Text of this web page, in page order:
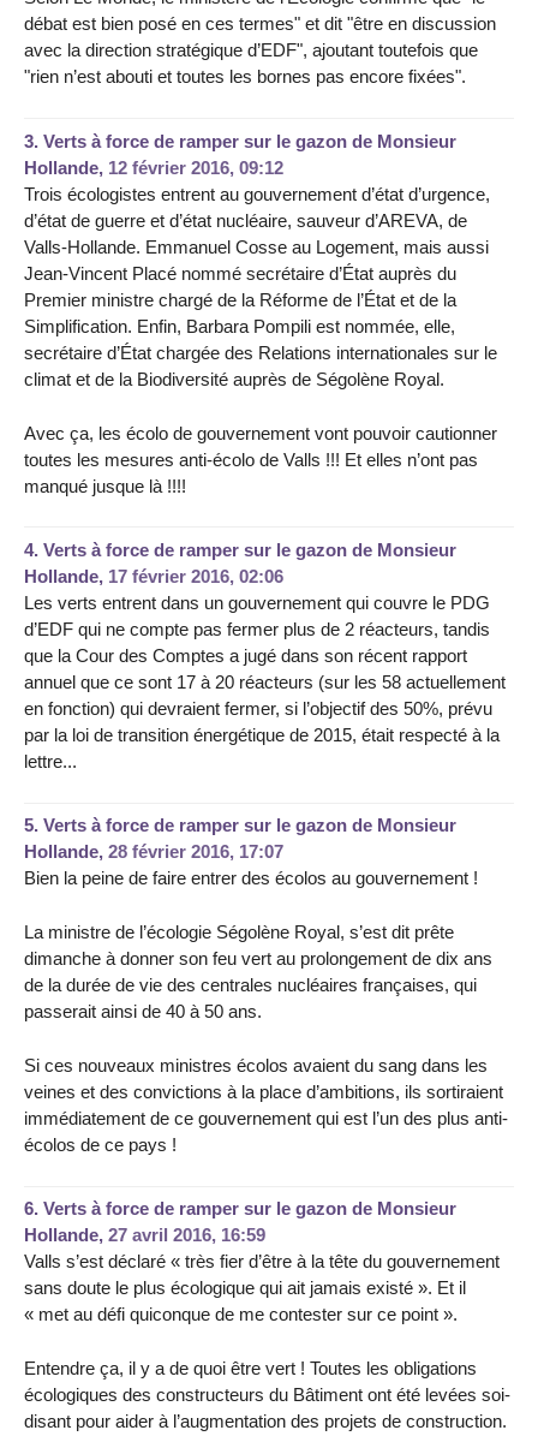
débat est bien posé en ces termes" et dit "être en discussion
avec la direction stratégique d’EDF", ajoutant toutefois que
"rien n’est abouti et toutes les bornes pas encore fixées".
3. Verts à force de ramper sur le gazon de Monsieur
Hollande, 12 février 2016, 09:12
Trois écologistes entrent au gouvernement d’état d’urgence,
d’état de guerre et d’état nucléaire, sauveur d’AREVA, de
Valls-Hollande. Emmanuel Cosse au Logement, mais aussi
Jean-Vincent Placé nommé secrétaire d’État auprès du
Premier ministre chargé de la Réforme de l’État et de la
Simplification. Enfin, Barbara Pompili est nommée, elle,
secrétaire d’État chargée des Relations internationales sur le
climat et de la Biodiversité auprès de Ségolène Royal.
Avec ça, les écolo de gouvernement vont pouvoir cautionner
toutes les mesures anti-écolo de Valls !!! Et elles n’ont pas
manqué jusque là !!!!
4. Verts à force de ramper sur le gazon de Monsieur
Hollande, 17 février 2016, 02:06
Les verts entrent dans un gouvernement qui couvre le PDG
d’EDF qui ne compte pas fermer plus de 2 réacteurs, tandis
que la Cour des Comptes a jugé dans son récent rapport
annuel que ce sont 17 à 20 réacteurs (sur les 58 actuellement
en fonction) qui devraient fermer, si l’objectif des 50%, prévu
par la loi de transition énergétique de 2015, était respecté à la
lettre...
5. Verts à force de ramper sur le gazon de Monsieur
Hollande, 28 février 2016, 17:07
Bien la peine de faire entrer des écolos au gouvernement !
La ministre de l’écologie Ségolène Royal, s’est dit prête
dimanche à donner son feu vert au prolongement de dix ans
de la durée de vie des centrales nucléaires françaises, qui
passerait ainsi de 40 à 50 ans.
Si ces nouveaux ministres écolos avaient du sang dans les
veines et des convictions à la place d’ambitions, ils sortiraient
immédiatement de ce gouvernement qui est l’un des plus anti-
écolos de ce pays !
6. Verts à force de ramper sur le gazon de Monsieur
Hollande, 27 avril 2016, 16:59
Valls s’est déclaré « très fier d’être à la tête du gouvernement
sans doute le plus écologique qui ait jamais existé ». Et il
« met au défi quiconque de me contester sur ce point ».
Entendre ça, il y a de quoi être vert ! Toutes les obligations
écologiques des constructeurs du Bâtiment ont été levées soi-
disant pour aider à l’augmentation des projets de construction.